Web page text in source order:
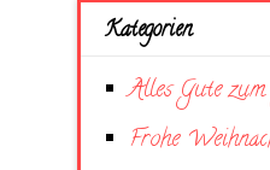
Kategorien
Alles Gute
Frohe